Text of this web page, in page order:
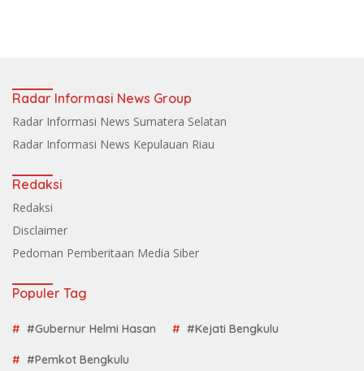
Radar Informasi News Group
Radar Informasi News Sumatera Selatan
Radar Informasi News Kepulauan Riau
Redaksi
Redaksi
Disclaimer
Pedoman Pemberitaan Media Siber
Populer Tag
#Gubernur Helmi Hasan #Kejati Bengkulu
#Pemkot Bengkulu